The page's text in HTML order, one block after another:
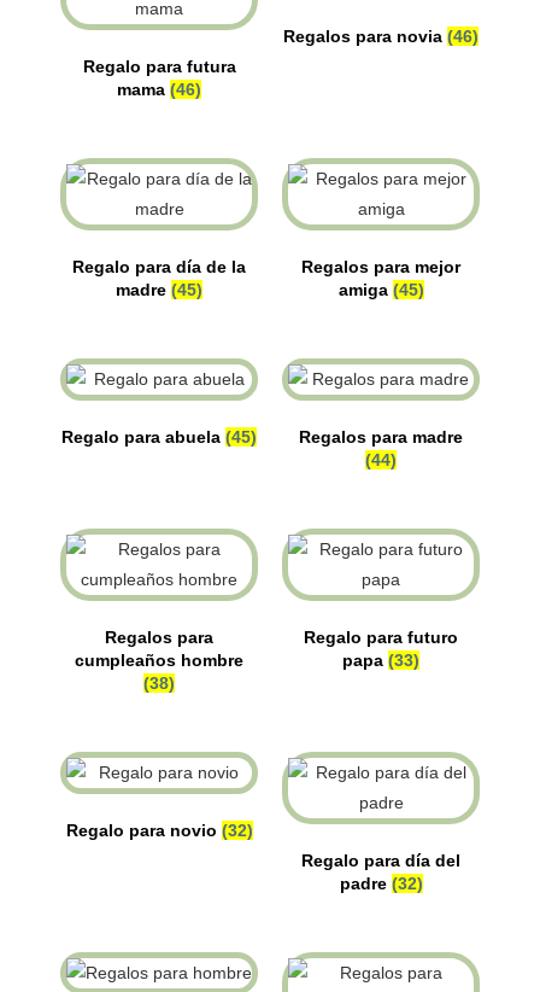
Regalo para futura
mama (46)
Regalos para novia (46)
Regalo para día de la
madre (45)
Regalos para mejor
amiga (45)
Regalo para abuela (45)
Regalos para madre
(44)
Regalos para
cumpleaños hombre
(38)
Regalo para futuro
papa (33)
Regalo para novio (32)
Regalo para día del
padre (32)